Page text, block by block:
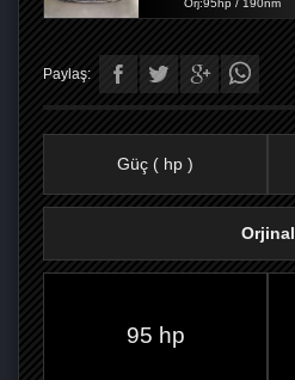
Orj:95hp / 190nm
Paylaş:
Güç ( hp )
Orjinal
95 hp